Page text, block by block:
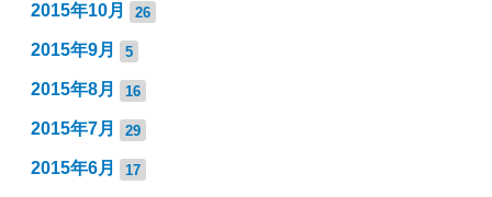
2015年10月 26
2015年9月 5
2015年8月 16
2015年7月 29
2015年6月 17